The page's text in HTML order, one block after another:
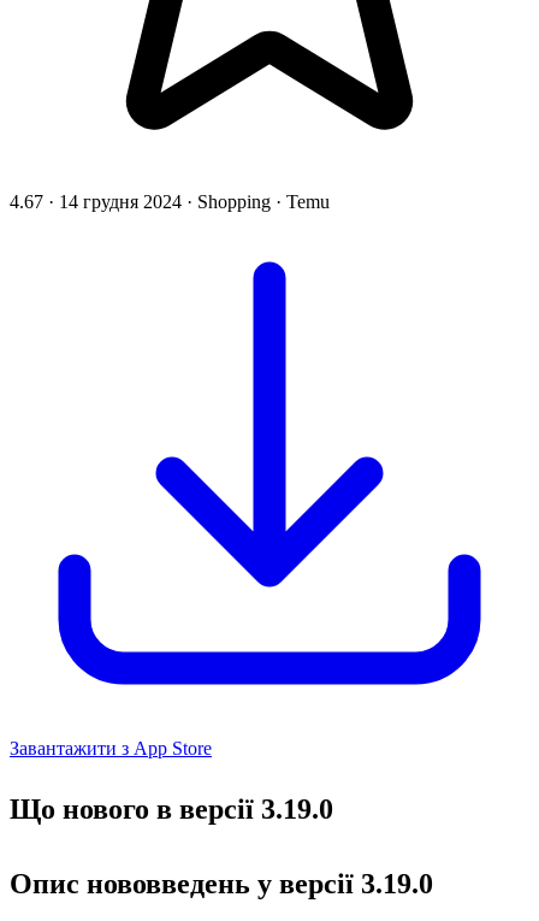
4.67 · 14 грудня 2024 · Shopping · Temu
Завантажити з App Store
Що нового в версії 3.19.0
Опис нововведень у версії 3.19.0